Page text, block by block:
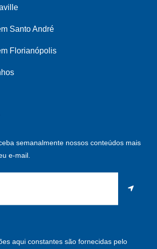
Santo André
Florianópolis
semanalmente nossos conteúdos mais
e-mail.
aqui constantes são fornecidas pelo